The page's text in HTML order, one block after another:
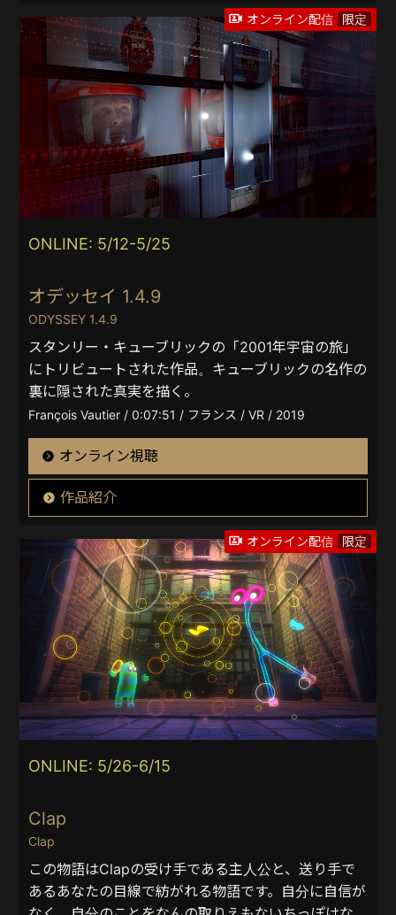
オンライン配信 限定
ONLINE: 5/12-5/25
オデッセイ 1.4.9
ODYSSEY 1.4.9
スタンリー・キューブリックの「2001年宇宙の旅」
にトリビュートされた作品。キューブリックの名作の
裏に隠された真実を描く。
François Vautier / 0:07:51 / フランス / VR / 2019
オンライン視聴
作品紹介
オンライン配信 限定
ONLINE: 5/26-6/15
Clap
Clap
この物語はClapの受け手である主人公と、送り手で
あるあなたの目線で紡がれる物語です。自分に自信が